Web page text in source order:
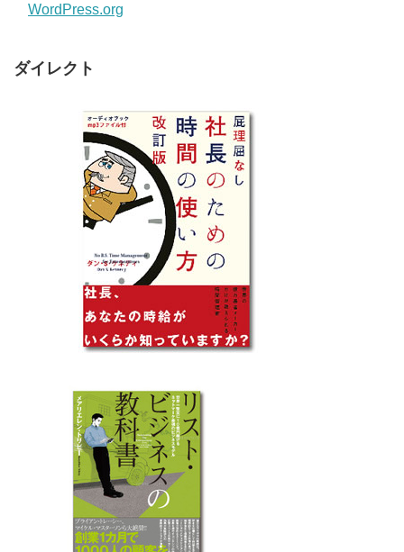
WordPress.org
ダイレクト